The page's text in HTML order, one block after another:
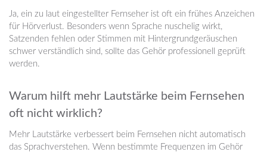
Ja, ein zu laut eingestellter Fernseher ist oft ein frühes Anzeichen
für Hörverlust. Besonders wenn Sprache nuschelig wirkt,
Satzenden fehlen oder Stimmen mit Hintergrundgeräuschen
schwer verständlich sind, sollte das Gehör professionell geprüft
werden.
Warum hilft mehr Lautstärke beim Fernsehen
oft nicht wirklich?
Mehr Lautstärke verbessert beim Fernsehen nicht automatisch
das Sprachverstehen. Wenn bestimmte Frequenzen im Gehör